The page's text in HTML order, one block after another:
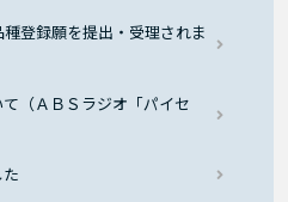
登録願を提出・受理されま
（ＡＢＳラジオ「パイセ